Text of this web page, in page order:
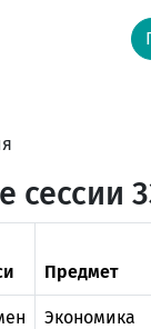
сессии
Предмет
Экономика